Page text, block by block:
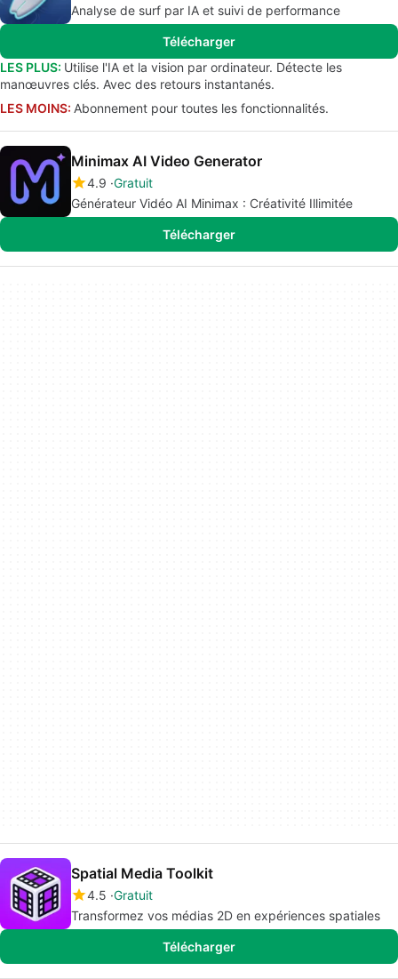
Analyse de surf par IA et suivi de performance
Télécharger
LES PLUS: Utilise l'IA et la vision par ordinateur. Détecte les
manœuvres clés. Avec des retours instantanés.
LES MOINS: Abonnement pour toutes les fonctionnalités.
Minimax AI Video Generator
4.9 Gratuit
Générateur Vidéo AI Minimax : Créativité Illimitée
Télécharger
Spatial Media Toolkit
4.5 Gratuit
Transformez vos médias 2D en expériences spatiales
Télécharger